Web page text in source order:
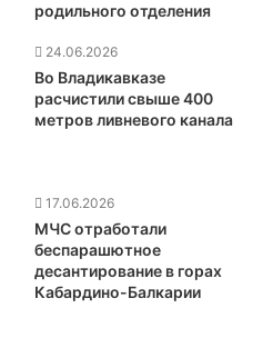
родильного отделения
24.06.2026
Во Владикавказе
расчистили свыше 400
метров ливневого канала
17.06.2026
МЧС отработали
беспарашютное
десантирование в горах
Кабардино-Балкарии